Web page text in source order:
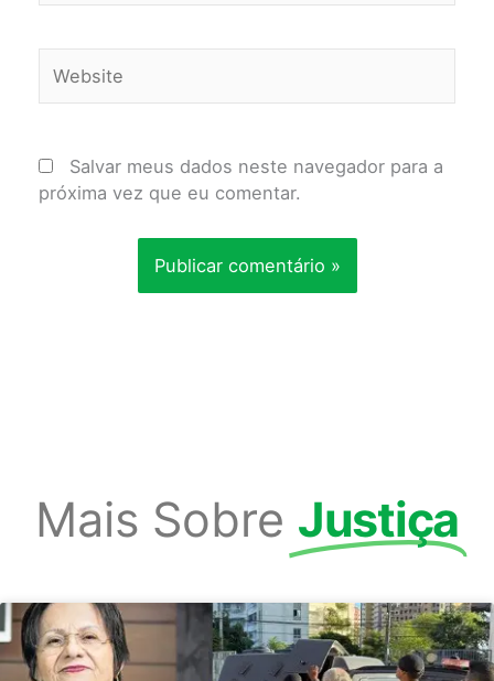
Salvar meus dados neste navegador para a
próxima vez que eu comentar.
Mais Sobre Justiça